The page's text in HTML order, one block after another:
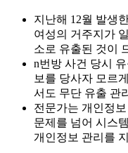
지난해 12월 발생
여성의 거주지가
소로 유출된 것이
n번방 사건 당시
보를 당사자 모르
서도 무단 유출 관
전문가는 개인정
문제를 넘어 시스
개인정보 관리를